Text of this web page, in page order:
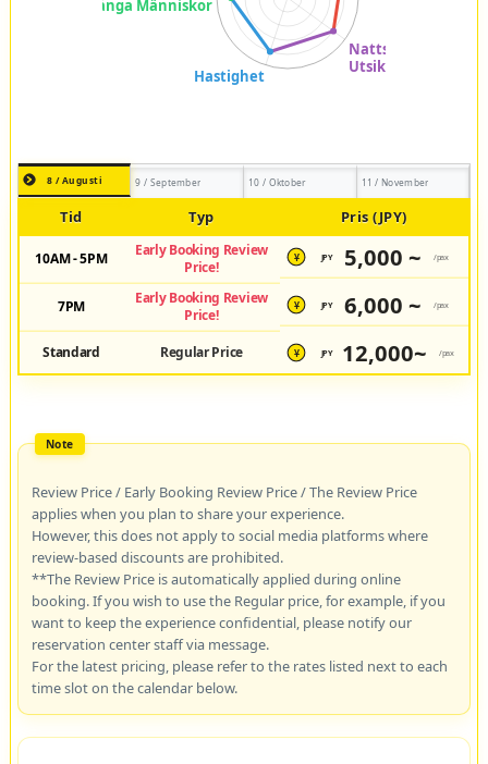
8 / Augusti 9 / September 10 / Oktober 11 / November
Tid Typ Pris (JPY)
10AM - 5PM
Early Booking Review
Price!
¥ JPY 5,000 ~ /pax
7PM
Early Booking Review
Price!
¥ JPY 6,000 ~ /pax
Standard Regular Price ¥ JPY 12,000~ /pax
Review Price / Early Booking Review Price / The Review Price
applies when you plan to share your experience.
However, this does not apply to social media platforms where
review-based discounts are prohibited.
**The Review Price is automatically applied during online
booking. If you wish to use the Regular price, for example, if you
want to keep the experience confidential, please notify our
reservation center staff via message.
For the latest pricing, please refer to the rates listed next to each
time slot on the calendar below.